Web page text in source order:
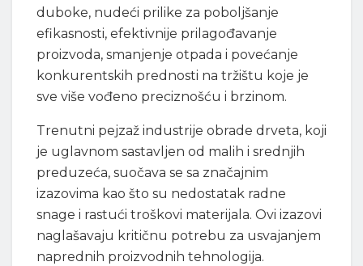
duboke, nudeći prilike za poboljšanje
efikasnosti, efektivnije prilagođavanje
proizvoda, smanjenje otpada i povećanje
konkurentskih prednosti na tržištu koje je
sve više vođeno preciznošću i brzinom.
Trenutni pejzaž industrije obrade drveta, koji
je uglavnom sastavljen od malih i srednjih
preduzeća, suočava se sa značajnim
izazovima kao što su nedostatak radne
snage i rastući troškovi materijala. Ovi izazovi
naglašavaju kritičnu potrebu za usvajanjem
naprednih proizvodnih tehnologija.